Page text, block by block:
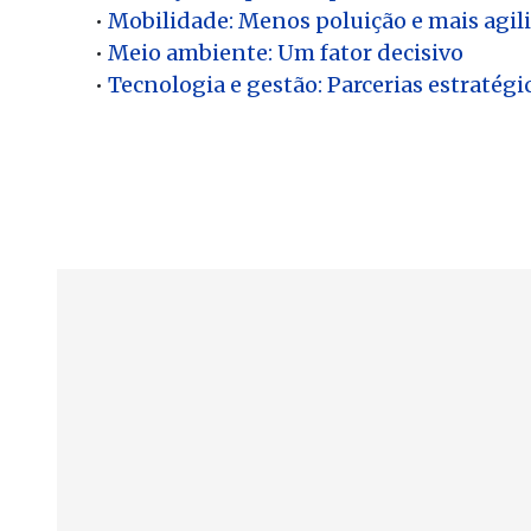
• Mobilidade: Menos poluição e mais
• Meio ambiente: Um fator decisivo
• Tecnologia e gestão: Parcerias